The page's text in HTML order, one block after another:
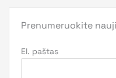
Prenumeruokite
El. paštas